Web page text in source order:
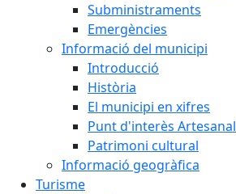
Subministraments
Emergències
Informació del municipi
Introducció
Història
El municipi en xifres
Punt d'interès Artesanal
Patrimoni cultural
Informació geogràfica
Turisme